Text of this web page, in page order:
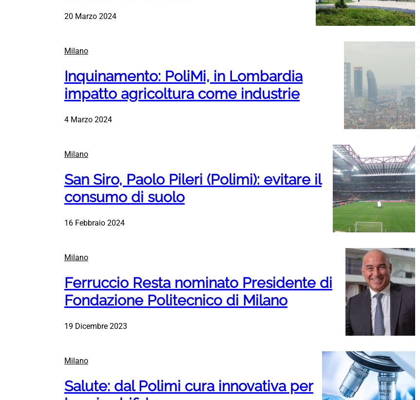
20 Marzo 2024
Milano
Inquinamento: PoliMi, in Lombardia
impatto agricoltura come industrie
4 Marzo 2024
Milano
San Siro, Paolo Pileri (Polimi): evitare il
consumo di suolo
16 Febbraio 2024
Milano
Ferruccio Resta nominato Presidente di
Fondazione Politecnico di Milano
19 Dicembre 2023
Milano
Salute: dal Polimi cura innovativa per